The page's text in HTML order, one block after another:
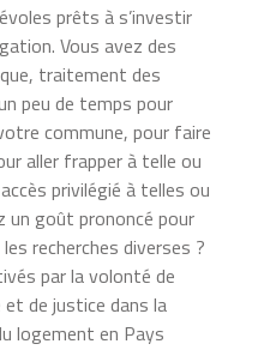
prêts à s’investir
Vous avez des
traitement des
peu de temps pour
commune, pour faire
aller frapper à telle ou
privilégié à telles ou
un goût prononcé pour
recherches diverses ?
par la volonté de
de justice dans la
logement en Pays